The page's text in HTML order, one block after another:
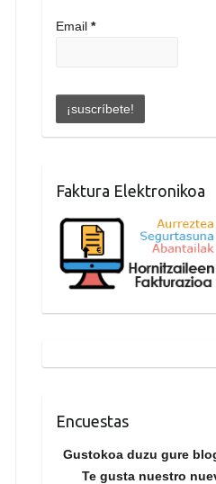
Email *
Faktura Elektronikoa
Encuestas
Gustokoa duzu gure
Te gusta nuestro